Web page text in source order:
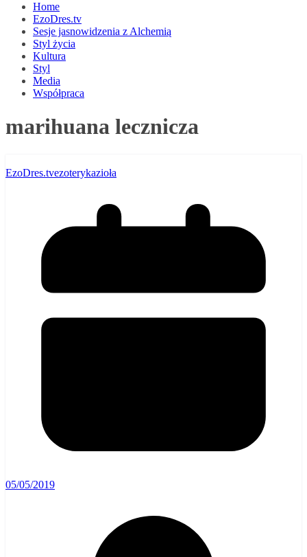
Home
EzoDres.tv
Sesje jasnowidzenia z Alchemią
Styl życia
Kultura
Styl
Media
Współpraca
marihuana lecznicza
EzoDres.tvezoterykazioła
05/05/2019